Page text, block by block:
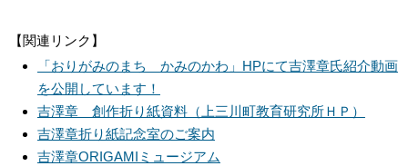
【関連リンク】
「おりがみのまち かみのかわ」HPにて吉澤章氏紹介動画
を公開しています！
吉澤章 創作折り紙資料（上三川町教育研究所ＨＰ）
吉澤章折り紙記念室のご案内
吉澤章ORIGAMIミュージアム